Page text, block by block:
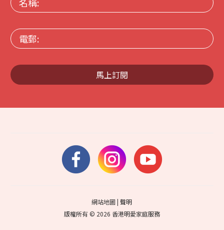
稱:
電
郵:
馬上訂閱
網站地圖|聲明
版權所有 © 2026 香港明愛家庭服務